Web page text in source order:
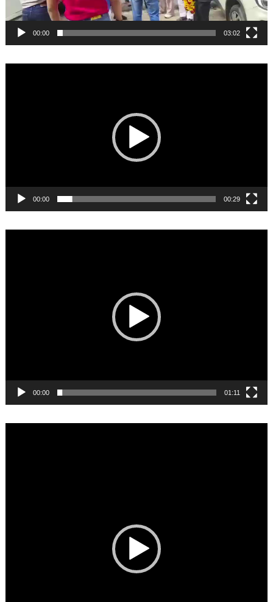
00:00 03:02
00:00 00:29
00:00 01:11